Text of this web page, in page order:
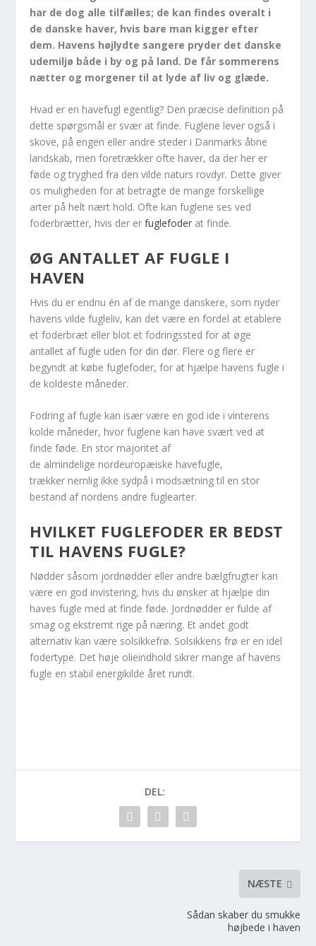
har de dog alle tilfælles; de kan findes overalt i
de danske haver, hvis bare man kigger efter
dem. Havens højlydte sangere pryder det danske
udemiljø både i by og på land. De får sommerens
nætter og morgener til at lyde af liv og glæde.
Hvad er en havefugl egentlig? Den præcise definition på
dette spørgsmål er svær at finde. Fuglene lever også i
skove, på engen eller andre steder i Danmarks åbne
landskab, men foretrækker ofte haver, da der her er
føde og tryghed fra den vilde naturs rovdyr. Dette giver
os muligheden for at betragte de mange forskellige
arter på helt nært hold. Ofte kan fuglene ses ved
foderbrætter, hvis der erfuglefoder at finde.
ØG ANTALLET AF FUGLE I
HAVEN
Hvis du er endnu én af de mange danskere, som nyder
havens vilde fugleliv, kan det være en fordel at etablere
et foderbræt eller blot et fodringssted for at øge
antallet af fugle uden for din dør. Flere og flere er
begyndt at købe fuglefoder, for at hjælpe havens fugle i
de koldeste måneder.
Fodring af fugle kan især være en god ide i vinterens
kolde måneder, hvor fuglene kan have svært ved at
finde føde. En stor majoritet af
de almindelige nordeuropæiske havefugle,
trækker nemlig ikke sydpå i modsætning til en stor
bestand af nordens andre fuglearter.
HVILKET FUGLEFODER ER BEDST
TIL HAVENS FUGLE?
Nødder såsom jordnødder eller andre bælgfrugter kan
være en god invistering, hvis du ønsker at hjælpe din
haves fugle med at finde føde. Jordnødder er fulde af
smag og ekstremt rige på næring. Et andet godt
alternativ kan være solsikkefrø. Solsikkens frø er en idel
fodertype. Det høje olieindhold sikrer mange af havens
fugle en stabil energikilde året rundt.
DEL:
NÆSTE
Sådan skaber du smukke
højbede i haven